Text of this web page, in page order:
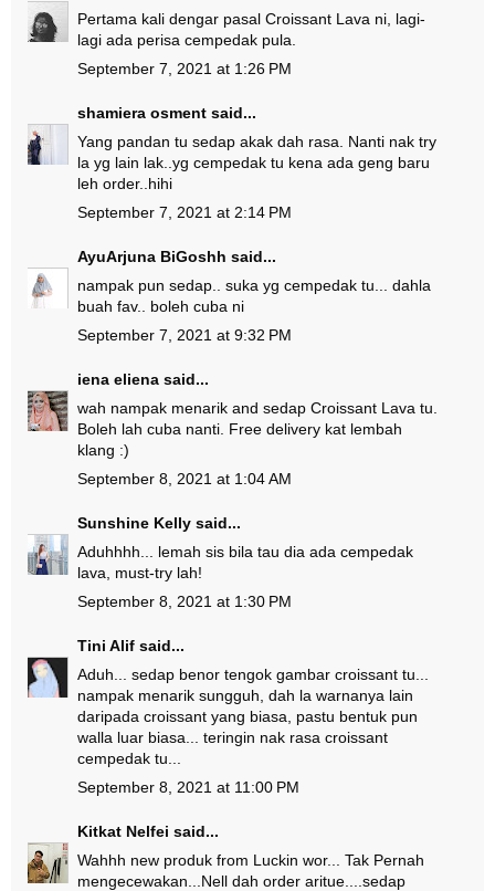
Pertama kali dengar pasal Croissant Lava ni, lagi-
lagi ada perisa cempedak pula.
September 7, 2021 at 1:26 PM
shamiera osment said...
Yang pandan tu sedap akak dah rasa. Nanti nak try
la yg lain lak..yg cempedak tu kena ada geng baru
leh order..hihi
September 7, 2021 at 2:14 PM
AyuArjuna BiGoshh said...
nampak pun sedap.. suka yg cempedak tu... dahla
buah fav.. boleh cuba ni
September 7, 2021 at 9:32 PM
iena eliena said...
wah nampak menarik and sedap Croissant Lava tu.
Boleh lah cuba nanti. Free delivery kat lembah
klang :)
September 8, 2021 at 1:04 AM
Sunshine Kelly said...
Aduhhhh... lemah sis bila tau dia ada cempedak
lava, must-try lah!
September 8, 2021 at 1:30 PM
Tini Alif said...
Aduh... sedap benor tengok gambar croissant tu...
nampak menarik sungguh, dah la warnanya lain
daripada croissant yang biasa, pastu bentuk pun
walla luar biasa... teringin nak rasa croissant
cempedak tu...
September 8, 2021 at 11:00 PM
Kitkat Nelfei said...
Wahhh new produk from Luckin wor... Tak Pernah
mengecewakan...Nell dah order aritue....sedap